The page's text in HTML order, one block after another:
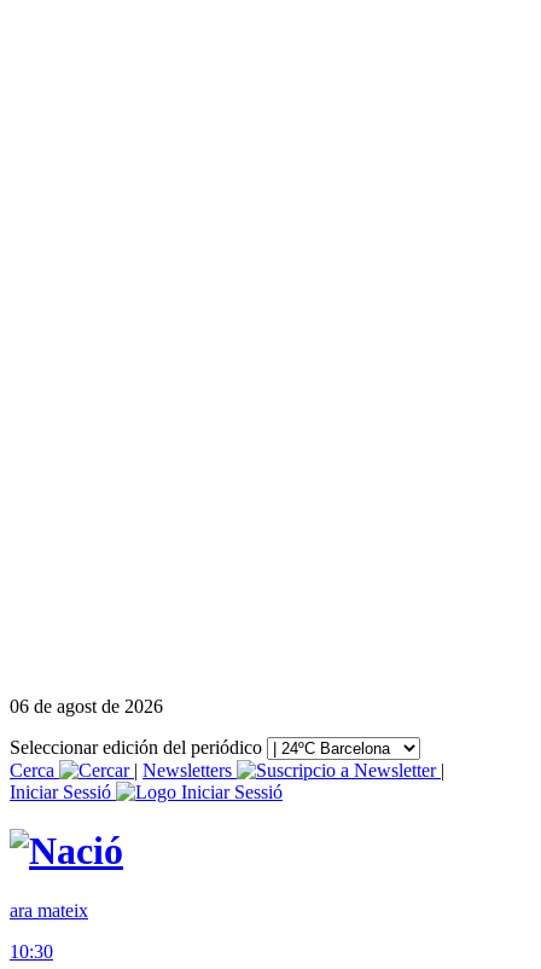
06 de agost de 2026
Seleccionar edición del periódico
Cerca
| Newsletters
|
Iniciar Sessió
ara mateix
10:30